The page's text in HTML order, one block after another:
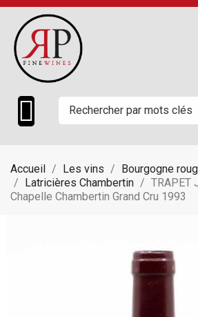

Accueil Les vins Bourgogne
Latricières Chambertin
TRAPET
Chapelle Chambertin Grand Cru 1993